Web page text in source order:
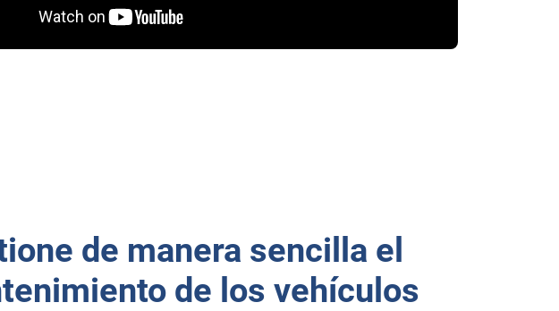
de manera sencilla el
de los vehículos